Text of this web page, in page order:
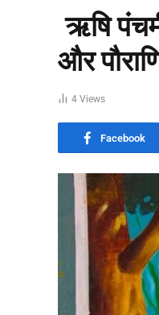
ऋषि
और
4 Views
Facebook